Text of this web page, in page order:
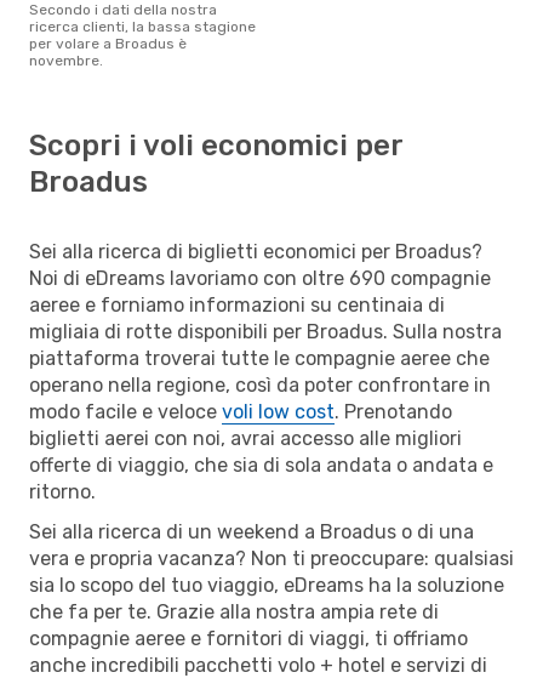
Secondo i dati della nostra
ricerca clienti, la bassa stagione
per volare a Broadus è
novembre.
Scopri i voli economici per
Broadus
Sei alla ricerca di biglietti economici per Broadus?
Noi di eDreams lavoriamo con oltre 690 compagnie
aeree e forniamo informazioni su centinaia di
migliaia di rotte disponibili per Broadus. Sulla nostra
piattaforma troverai tutte le compagnie aeree che
operano nella regione, così da poter confrontare in
modo facile e veloce voli low cost. Prenotando
biglietti aerei con noi, avrai accesso alle migliori
offerte di viaggio, che sia di sola andata o andata e
ritorno.
Sei alla ricerca di un weekend a Broadus o di una
vera e propria vacanza? Non ti preoccupare: qualsiasi
sia lo scopo del tuo viaggio, eDreams ha la soluzione
che fa per te. Grazie alla nostra ampia rete di
compagnie aeree e fornitori di viaggi, ti offriamo
anche incredibili pacchetti volo + hotel e servizi di